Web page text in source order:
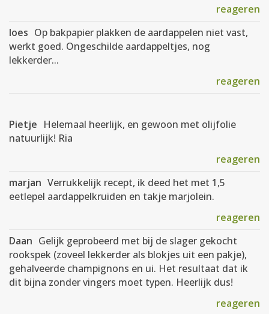
reageren
loes Op bakpapier plakken de aardappelen niet vast,
werkt goed. Ongeschilde aardappeltjes, nog
lekkerder...
reageren
Pietje Helemaal heerlijk, en gewoon met olijfolie
natuurlijk! Ria
reageren
marjan Verrukkelijk recept, ik deed het met 1,5
eetlepel aardappelkruiden en takje marjolein.
reageren
Daan Gelijk geprobeerd met bij de slager gekocht
rookspek (zoveel lekkerder als blokjes uit een pakje),
gehalveerde champignons en ui. Het resultaat dat ik
dit bijna zonder vingers moet typen. Heerlijk dus!
reageren